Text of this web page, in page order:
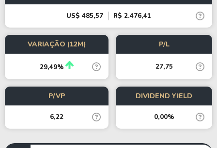
US$ 485,57 R$ 2.476,41
VARIAÇÃO (12M)
29,49%
P/L
27,75
P/VP
6,22
DIVIDEND YIELD
0,00%